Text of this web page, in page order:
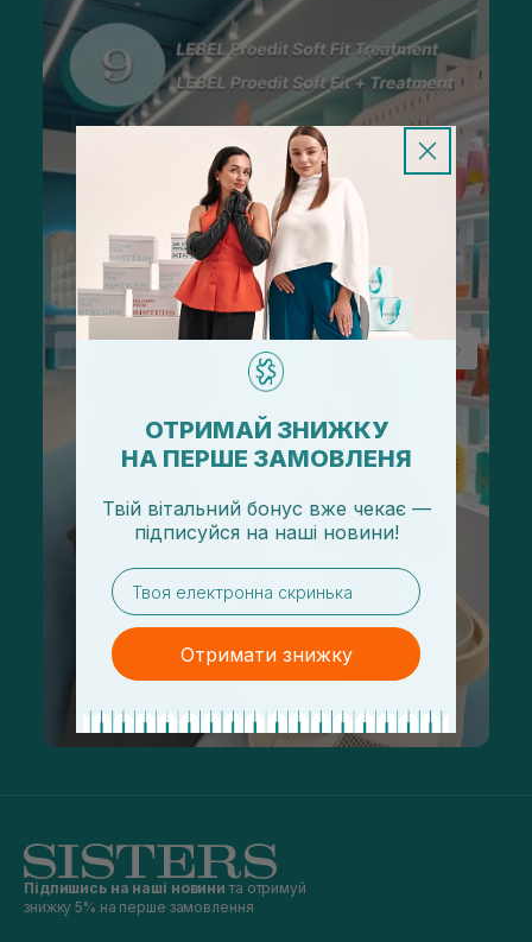
Підпишись на наші новини та отримуй
знижку 5% на перше замовлення
ОТРИМАЙ ЗНИЖКУ
НА ПЕРШЕ ЗАМОВЛЕНЯ
Твій вітальний бонус вже чекає —
підписуйся на наші новини!
email
Отримати знижку